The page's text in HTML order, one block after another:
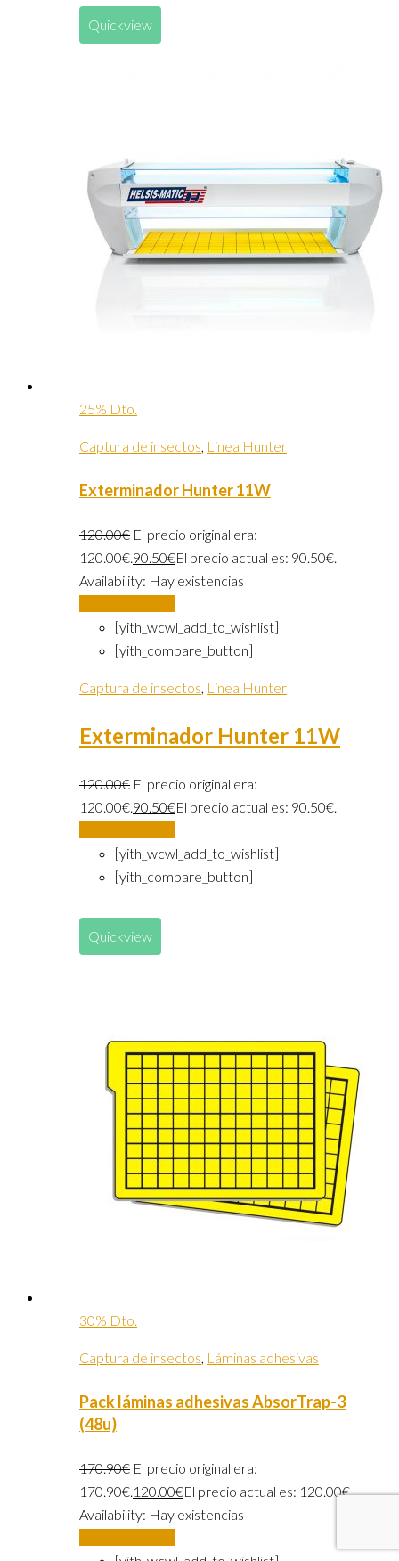
Quickview
25% Dto.
Captura de insectos, Linea Hunter
Exterminador Hunter 11W
120.00€ El precio original era:
120.00€.90.50€El precio actual es: 90.50€.
Availability: Hay existencias
[yith_wcwl_add_to_wishlist]
[yith_compare_button]
Captura de insectos, Linea Hunter
Exterminador Hunter 11W
120.00€ El precio original era:
120.00€.90.50€El precio actual es: 90.50€.
[yith_wcwl_add_to_wishlist]
[yith_compare_button]
Quickview
30% Dto.
Captura de insectos, Láminas adhesivas
Pack láminas adhesivas AbsorTrap-3
(48u)
170.90€ El precio original era:
170.90€.120.00€El precio actual es: 120.00€.
Availability: Hay existencias